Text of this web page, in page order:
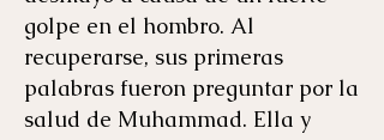
golpe en el hombro. Al
recuperarse, sus primeras
palabras fueron preguntar por la
salud de Muhammad. Ella y